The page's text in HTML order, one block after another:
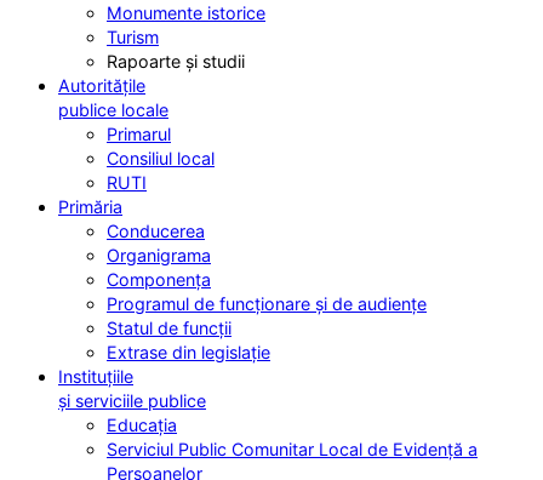
Monumente istorice
Turism
Rapoarte și studii
Autoritățile
publice locale
Primarul
Consiliul local
RUTI
Primăria
Conducerea
Organigrama
Componența
Programul de funcționare și de audiențe
Statul de funcții
Extrase din legislație
Instituțiile
și serviciile publice
Educația
Serviciul Public Comunitar Local de Evidență a
Persoanelor